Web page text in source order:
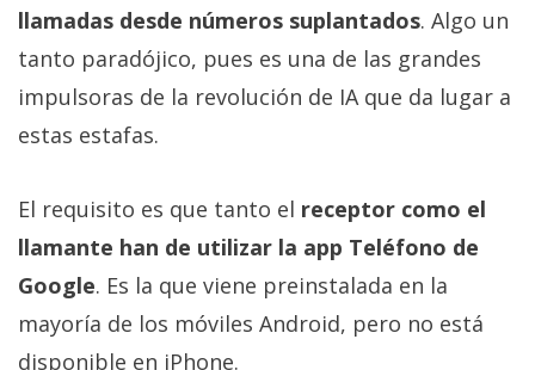
llamadas desde números suplantados. Algo un
tanto paradójico, pues es una de las grandes
impulsoras de la revolución de IA que da lugar a
estas estafas.
El requisito es que tanto el receptor como el
llamante han de utilizar la app Teléfono de
Google. Es la que viene preinstalada en la
mayoría de los móviles Android, pero no está
disponible en iPhone.